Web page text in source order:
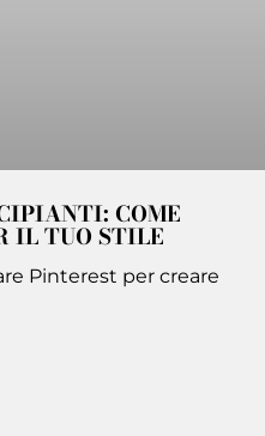
COME
IL TUO STILE
Pinterest per creare